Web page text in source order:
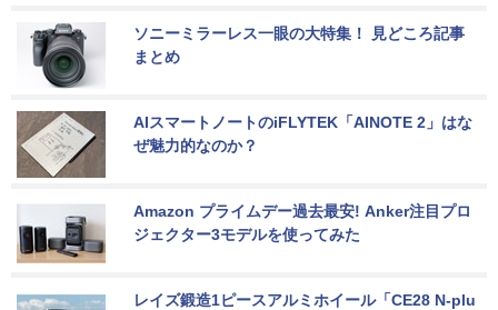
ソニーミラーレス一眼の大特集！ 見どころ記事
まとめ
AIスマートノートのiFLYTEK「AINOTE 2」はな
ぜ魅力的なのか？
Amazon プライムデー過去最安! Anker注目プロ
ジェクター3モデルを使ってみた
レイズ鍛造1ピースアルミホイール「CE28 N-plu